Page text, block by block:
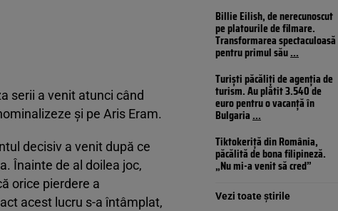
serii a venit atunci când
și pe Aris Eram.
decisiv a venit după ce
Înainte de al doilea joc,
orice pierdere a
acest lucru s-a întâmplat,
Billie Eilish, de nerecunoscut
pe platourile de filmare.
Transformarea spectaculoasă
pentru primul său...
Turiști păcăliți de agenția de
turism. Au plătit 3.540 de
euro pentru o vacanță în
Bulgaria...
Tiktokeriță din România,
păcălită de bona filipineză.
„Nu mi-a venit să cred”
Vezi toate știrile